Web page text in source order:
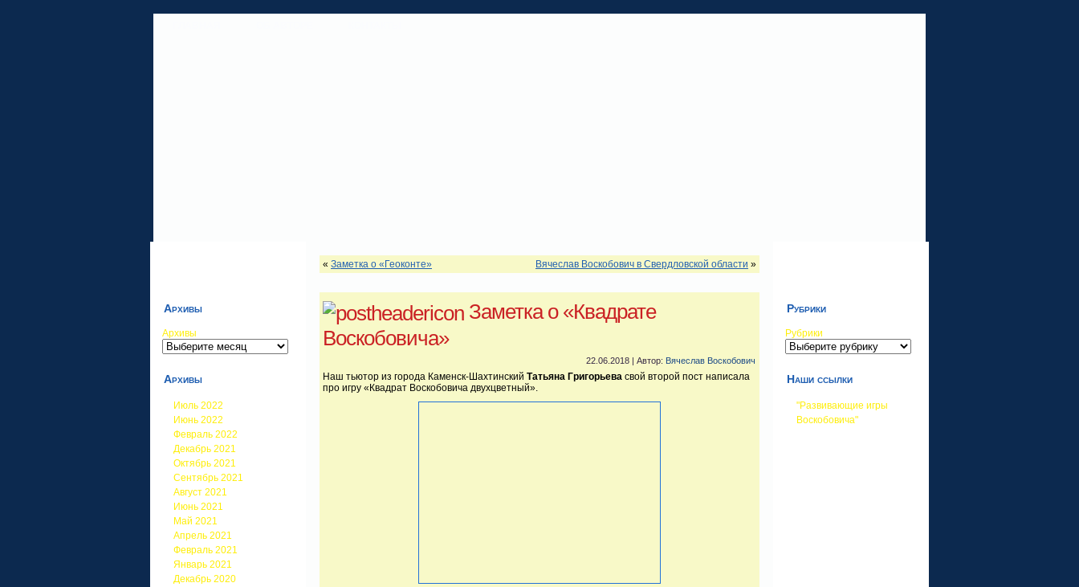
Архивы
Архивы
Архивы
Июль 2022
Июнь 2022
Февраль 2022
Декабрь 2021
Октябрь 2021
Сентябрь 2021
Август 2021
Июнь 2021
Май 2021
Апрель 2021
Февраль 2021
Январь 2021
Декабрь 2020
« Заметка о «Геоконте» Вячеслав Воскобович в Свердловской области »
Заметка о «Квадрате
Воскобовича»
22.06.2018 | Автор: Вячеслав Воскобович
Наш тьютор из города Каменск-Шахтинский Татьяна Григорьева свой второй пост написала
про игру «Квадрат Воскобовича двухцветный».
Рубрики
Рубрики
Наши ссылки
"Развивающие игры
Воскобовича"